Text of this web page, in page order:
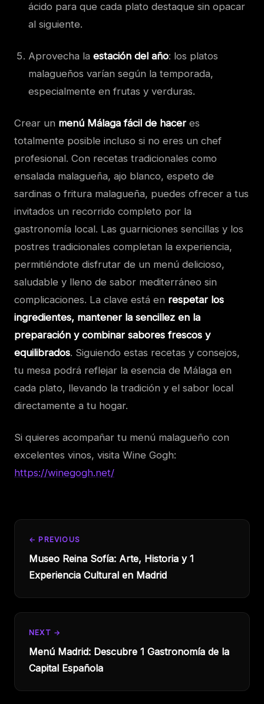
ácido para que cada plato destaque sin opacar
al siguiente.
Aprovecha la estación del año: los platos
malagueños varían según la temporada,
especialmente en frutas y verduras.
Crear un menú Málaga fácil de hacer es
totalmente posible incluso si no eres un chef
profesional. Con recetas tradicionales como
ensalada malagueña, ajo blanco, espeto de
sardinas o fritura malagueña, puedes ofrecer a tus
invitados un recorrido completo por la
gastronomía local. Las guarniciones sencillas y los
postres tradicionales completan la experiencia,
permitiéndote disfrutar de un menú delicioso,
saludable y lleno de sabor mediterráneo sin
complicaciones. La clave está en respetar los
ingredientes, mantener la sencillez en la
preparación y combinar sabores frescos y
equilibrados. Siguiendo estas recetas y consejos,
tu mesa podrá reflejar la esencia de Málaga en
cada plato, llevando la tradición y el sabor local
directamente a tu hogar.
Si quieres acompañar tu menú malagueño con
excelentes vinos, visita Wine Gogh:
https://winegogh.net/
← PREVIOUS
Museo Reina Sofía: Arte, Historia y 1
Experiencia Cultural en Madrid
NEXT →
Menú Madrid: Descubre 1 Gastronomía de la
Capital Española